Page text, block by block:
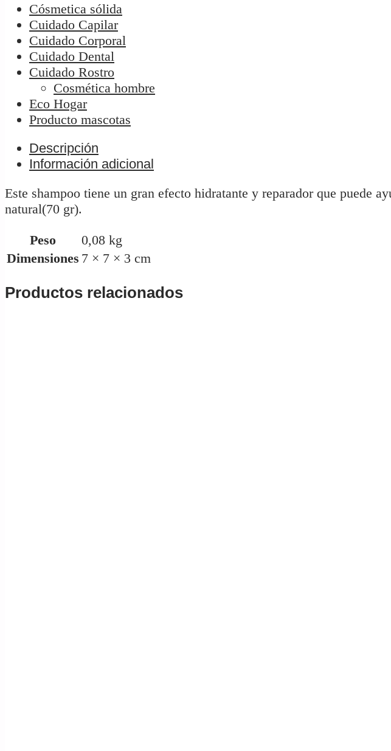
Cósmetica sólida
Cuidado Capilar
Cuidado Corporal
Cuidado Dental
Cuidado Rostro
Cosmética hombre
Eco Hogar
Producto mascotas
Descripción
Información adicional
Este shampoo tiene un gran efecto hidratante y reparador que puede
natural(70 gr).
Peso
0,08 kg
Dimensiones 7 × 7 × 3 cm
Productos relacionados